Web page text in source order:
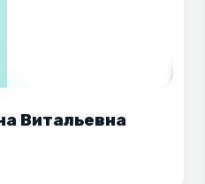
Витальевна